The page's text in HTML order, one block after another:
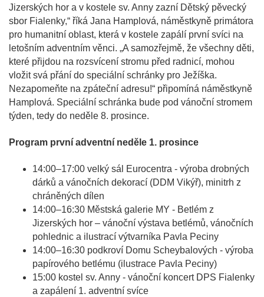
Jizerských hor a v kostele sv. Anny zazní Dětský pěvecký
sbor Fialenky,“ říká Jana Hamplová, náměstkyně primátora
pro humanitní oblast, která v kostele zapálí první svíci na
letošním adventním věnci. „A samozřejmě, že všechny děti,
které přijdou na rozsvícení stromu před radnicí, mohou
vložit svá přání do speciální schránky pro Ježíška.
Nezapomeňte na zpáteční adresu!“ připomíná náměstkyně
Hamplová. Speciální schránka bude pod vánoční stromem
týden, tedy do neděle 8. prosince.
Program první adventní neděle 1. prosince
14:00–17:00 velký sál Eurocentra - výroba drobných
dárků a vánočních dekorací (DDM Vikýř), minitrh z
chráněných dílen
14:00–16:30 Městská galerie MY - Betlém z
Jizerských hor – vánoční výstava betlémů, vánočních
pohlednic a ilustrací výtvarníka Pavla Peciny
14:00–16:30 podkroví Domu Scheybalových - výroba
papírového betlému (ilustrace Pavla Peciny)
15:00 kostel sv. Anny - vánoční koncert DPS Fialenky
a zapálení 1. adventní svíce